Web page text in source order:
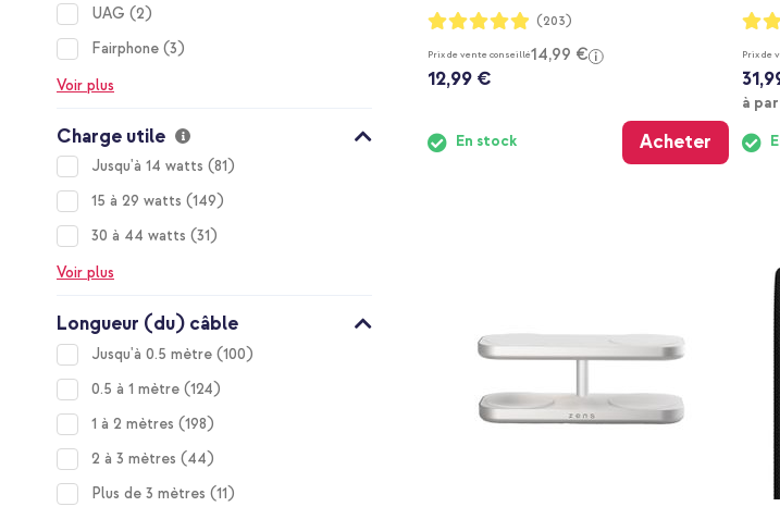
Notation:
98%
(203)
Prix de vente conseillé14,99 €
12,99 €
En stock Acheter
94%
Prix de
à
UAG
2
items
Fairphone 3
items
Voir plus
Charge utile
Jusqu'à 14 watts 81
items
15 à 29 watts
149
items
30 à 44 watts
31
items
Voir plus
Longueur (du) câble
Jusqu'à 0.5 mètre 100
items
0.5 à 1 mètre 124
items
1 à 2 mètres
198
items
2 à 3 mètres
44
items
Plus de 3 mètres
11
items